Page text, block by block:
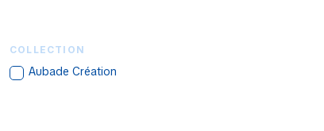
COLLECTION
Aubade Création